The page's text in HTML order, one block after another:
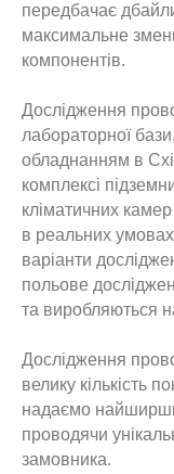
передбачає
максимальне
компонентів.
Дослідження
лабораторної
обладнанням в
комплексі
кліматичних
в реальних
варіанти
польове
та виробляються
Дослідження
велику кількість
надаємо
проводячи
замовника.